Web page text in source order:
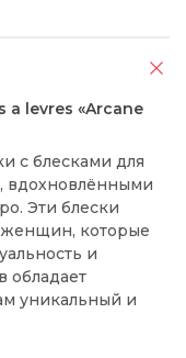
a levres «Arcane
с блесками для
вдохновлёнными
Эти блески
женщин, которые
и
обладает
уникальный и